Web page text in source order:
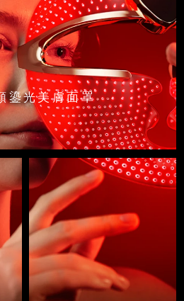
光美膚面罩
4 go
or gym bag
膚
& balm
備
devices
設備
facelift devices
go
light therapy
& hydration
備
hydration devices
baby
3
Whitening Set
sonic device & 18% PAP gel
備
sonic toothbrushes
clinical anti-aging
clinical anti-aging set
Primer
primer
膚品
skincare
neck & décolleté LED mask
LED hand mask
膚品
skincare
scalp massager
Serum
probiotic serum
膚品
skincare
肌膚年輕化
Red Light Therapy
Red Light Therapy
Light Serum
skincare
2 Pro Max
IPL hair removal device
身體護理
2 body
body toning
預計送達日期8/8/26
預計送達日期
預計送達日期8/8/26
預計送達日期8/8/26
預計送達日期 8/8/26
預計送達日期 8/8/26
預計送達日期8/8/26
預計送達日期
預計送達日期8/8/26